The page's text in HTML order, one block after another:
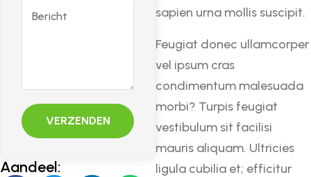
VERZENDEN
Aandeel:
sapien urna mollis suscipit.
Feugiat donec ullamcorper
vel ipsum cras
condimentum malesuada
morbi? Turpis feugiat
vestibulum sit facilisi
mauris aliquam. Ultricies
ligula cubilia et; efficitur